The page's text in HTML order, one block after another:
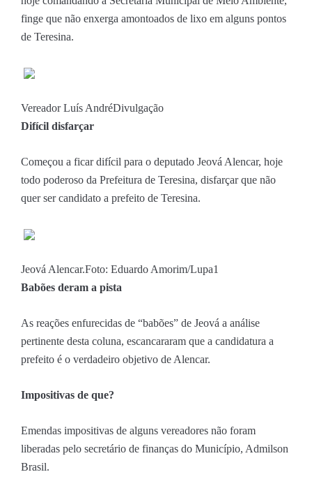
finge que não enxerga amontoados de lixo em alguns pontos
de Teresina.
Vereador Luís AndréDivulgação
Difícil disfarçar
Começou a ficar difícil para o deputado Jeová Alencar, hoje
todo poderoso da Prefeitura de Teresina, disfarçar que não
quer ser candidato a prefeito de Teresina.
Jeová Alencar.Foto: Eduardo Amorim/Lupa1
Babões deram a pista
As reações enfurecidas de “babões” de Jeová a análise
pertinente desta coluna, escancararam que a candidatura a
prefeito é o verdadeiro objetivo de Alencar.
Impositivas de que?
Emendas impositivas de alguns vereadores não foram
liberadas pelo secretário de finanças do Município, Admilson
Brasil.